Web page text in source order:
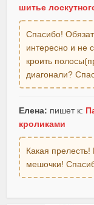
шитье
Спасибо!
интересно и не
кроить
диагонали?
Елена: пишет к:
кроликами
Какая
мешочки!